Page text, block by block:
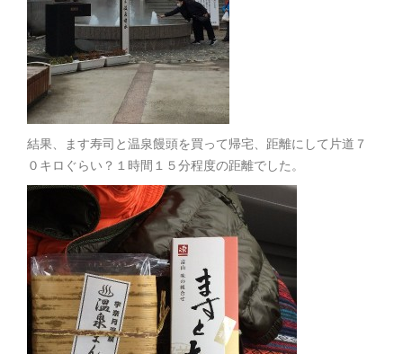
結果、ます寿司と温泉饅頭を買って帰宅、距離にして片道７
０キロぐらい？１時間１５分程度の距離でした。